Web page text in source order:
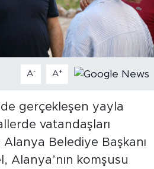
A- A+
gerçekleşen yayla
vatandaşları
Alanya Belediye Başkanı
Alanya’nın komşusu